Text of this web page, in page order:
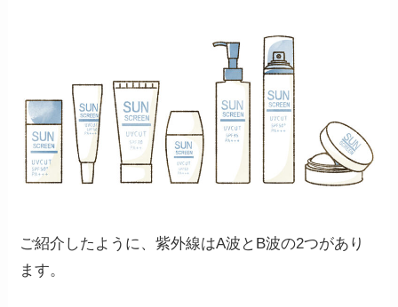
ご紹介したように、紫外線はA波とB波の2つがあり
ます。